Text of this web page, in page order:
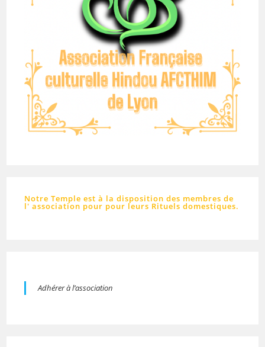
Notre Temple est à la disposition des membres de
l' association pour pour leurs Rituels domestiques.
Adhérer à l’association